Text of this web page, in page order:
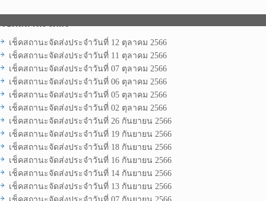
เช็คสถานะจัดส่ง
เช็คสถานะจัดส่งประจำวันที่ 12 ตุลาคม 2566
เช็คสถานะจัดส่งประจำวันที่ 11 ตุลาคม 2566
เช็คสถานะจัดส่งประจำวันที่ 07 ตุลาคม 2566
เช็คสถานะจัดส่งประจำวันที่ 06 ตุลาคม 2566
เช็คสถานะจัดส่งประจำวันที่ 05 ตุลาคม 2566
เช็คสถานะจัดส่งประจำวันที่ 02 ตุลาคม 2566
เช็คสถานะจัดส่งประจำวันที่ 26 กันยายน 2566
เช็คสถานะจัดส่งประจำวันที่ 19 กันยายน 2566
เช็คสถานะจัดส่งประจำวันที่ 18 กันยายน 2566
เช็คสถานะจัดส่งประจำวันที่ 16 กันยายน 2566
เช็คสถานะจัดส่งประจำวันที่ 14 กันยายน 2566
เช็คสถานะจัดส่งประจำวันที่ 13 กันยายน 2566